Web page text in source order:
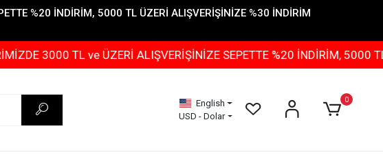
%20 İNDİRİM, 5000 TL ÜZERİ ALIŞVERİŞİNİZE %30 İNDİRİM
3000 TL ve ÜZERİ ALIŞVERİŞİNİZE SEPETTE %20 İNDİRİM, 5000 TL
English
USD - Dolar
0